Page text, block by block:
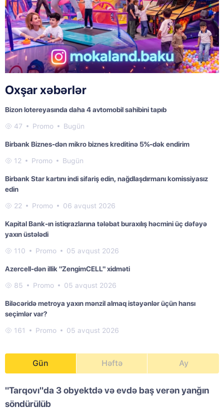
Oxşar xəbərlər
Bizon lotereyasında daha 4 avtomobil sahibini tapıb
47 Promo Bugün
Birbank Biznes-dən mikro biznes kreditinə 5%-dək endirim
12 Promo Bugün
Birbank Star kartını indi sifariş edin, nağdlaşdırmanı komissiyasız
edin
22 Promo 06 avqust 2026
Kapital Bank-ın istiqrazlarına tələbat buraxılış həcmini üç dəfəyə
yaxın üstələdi
110 Promo 05 avqust 2026
Azercell-dən illik "ZengimCELL" xidməti
85 Promo 05 avqust 2026
Biləcəridə metroya yaxın mənzil almaq istəyənlər üçün hansı
seçimlər var?
161 Promo 05 avqust 2026
Gün Həftə Ay
"Tarqovı"da 3 obyektdə və evdə baş verən yanğın
söndürülüb